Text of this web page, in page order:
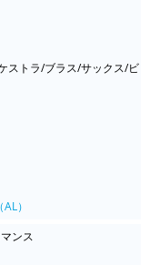
ストラ/ブラス/サックス/ビ
）
ンス